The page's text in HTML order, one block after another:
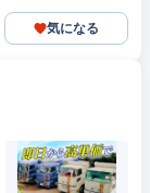
気になる